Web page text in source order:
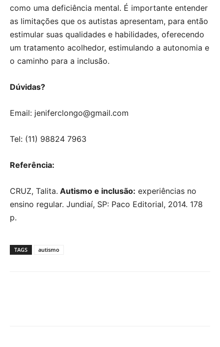
como uma deficiência mental. É importante entender
as limitações que os autistas apresentam, para então
estimular suas qualidades e habilidades, oferecendo
um tratamento acolhedor, estimulando a autonomia e
o caminho para a inclusão.
Dúvidas?
Email: jeniferclongo@gmail.com
Tel: (11) 98824 7963
Referência:
CRUZ, Talita. Autismo e inclusão: experiências no
ensino regular. Jundiaí, SP: Paco Editorial, 2014. 178
p.
TAGS autismo